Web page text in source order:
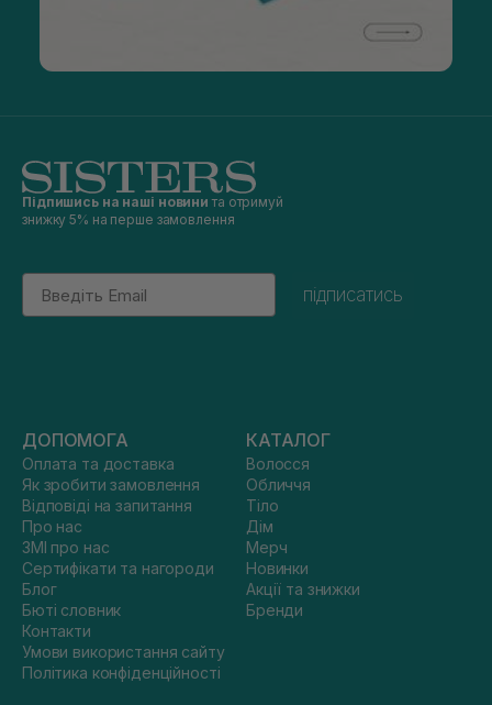
Підпишись на наші новини та отримуй
знижку 5% на перше замовлення
Email
підписатись
ДОПОМОГА
Оплата та доставка
Як зробити замовлення
Відповіді на запитання
Про нас
ЗМІ про нас
Сертифікати та нагороди
Блог
Бюті словник
Контакти
Умови використання сайту
Політика конфіденційності
КАТАЛОГ
Волосся
Обличчя
Тіло
Дім
Мерч
Новинки
Акції та знижки
Бренди